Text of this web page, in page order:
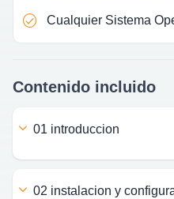
Cualquier Sistema
Contenido incluido
01 introduccion
02 instalacion y configuracion